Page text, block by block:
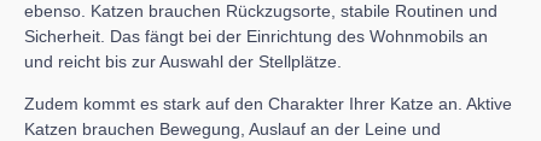
ebenso. Katzen brauchen Rückzugsorte, stabile Routinen und
Sicherheit. Das fängt bei der Einrichtung des Wohnmobils an
und reicht bis zur Auswahl der Stellplätze.
Zudem kommt es stark auf den Charakter Ihrer Katze an. Aktive
Katzen brauchen Bewegung, Auslauf an der Leine und